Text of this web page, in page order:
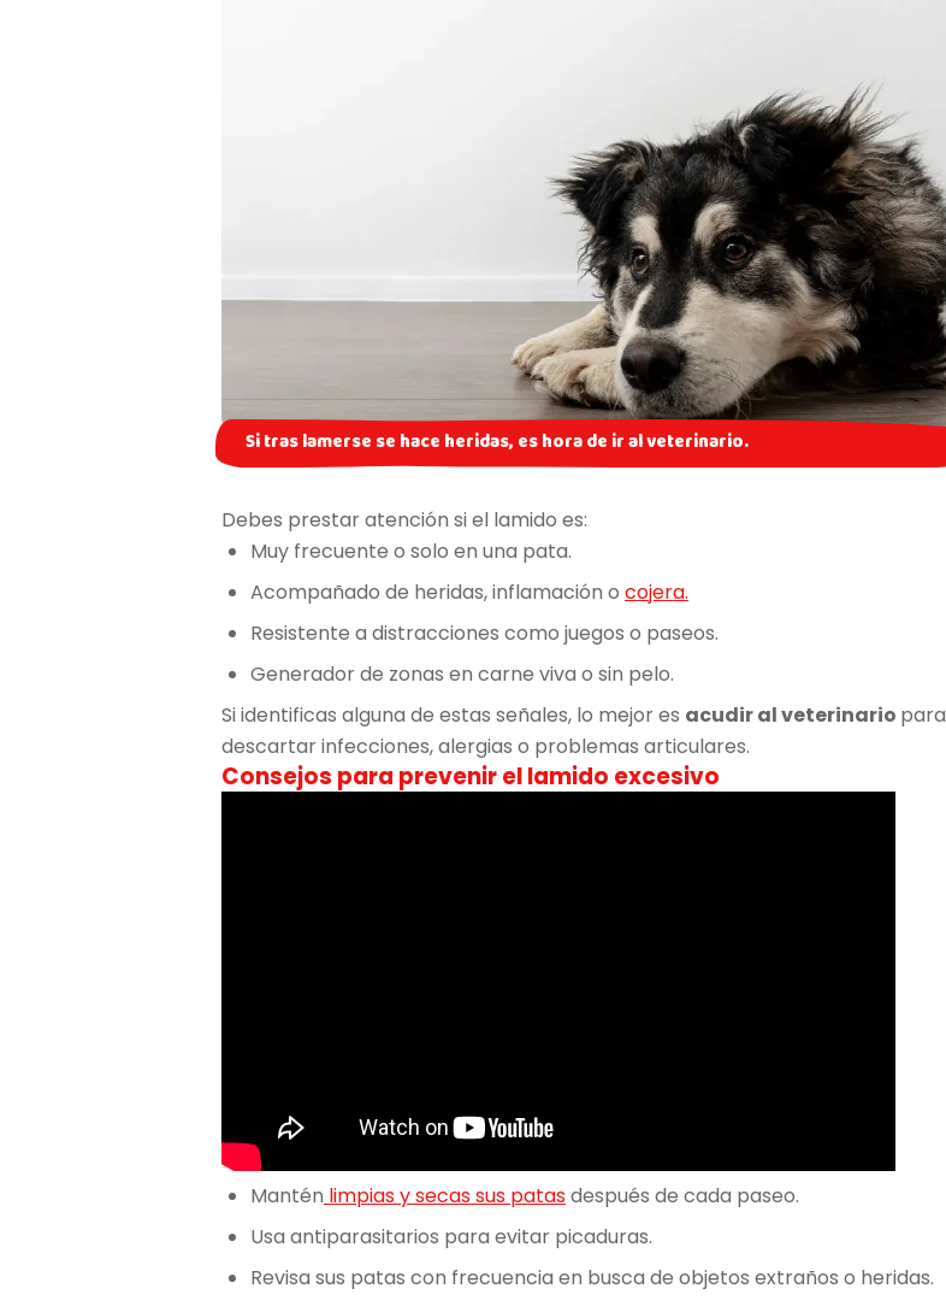
Si tras lamerse se hace heridas, es hora de ir al veterinario.
Debes prestar atención si el lamido es:
Muy frecuente o solo en una pata.
Acompañado de heridas, inflamación o cojera.
Resistente a distracciones como juegos o paseos.
Generador de zonas en carne viva o sin pelo.
Si identificas alguna de estas señales, lo mejor es acudir al veterinario para
descartar infecciones, alergias o problemas articulares.
Consejos para prevenir el lamido excesivo
Mantén limpias y secas sus patasdespués de cada paseo.
Usa antiparasitarios para evitar picaduras.
Revisa sus patas con frecuencia en busca de objetos extraños o heridas.